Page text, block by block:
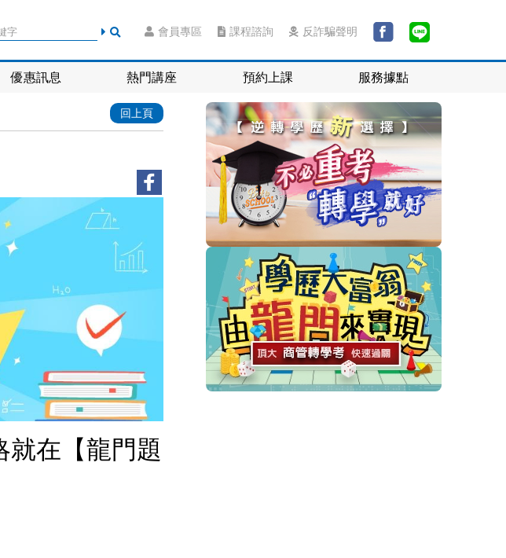
會員專區 課程諮詢 反詐騙聲明
優惠訊息 熱門講座 預約上課 服務據點
回上頁
就在【龍門題